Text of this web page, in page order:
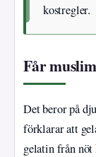
kostregler.
Får
Det beror på
förklarar att
gelatin från